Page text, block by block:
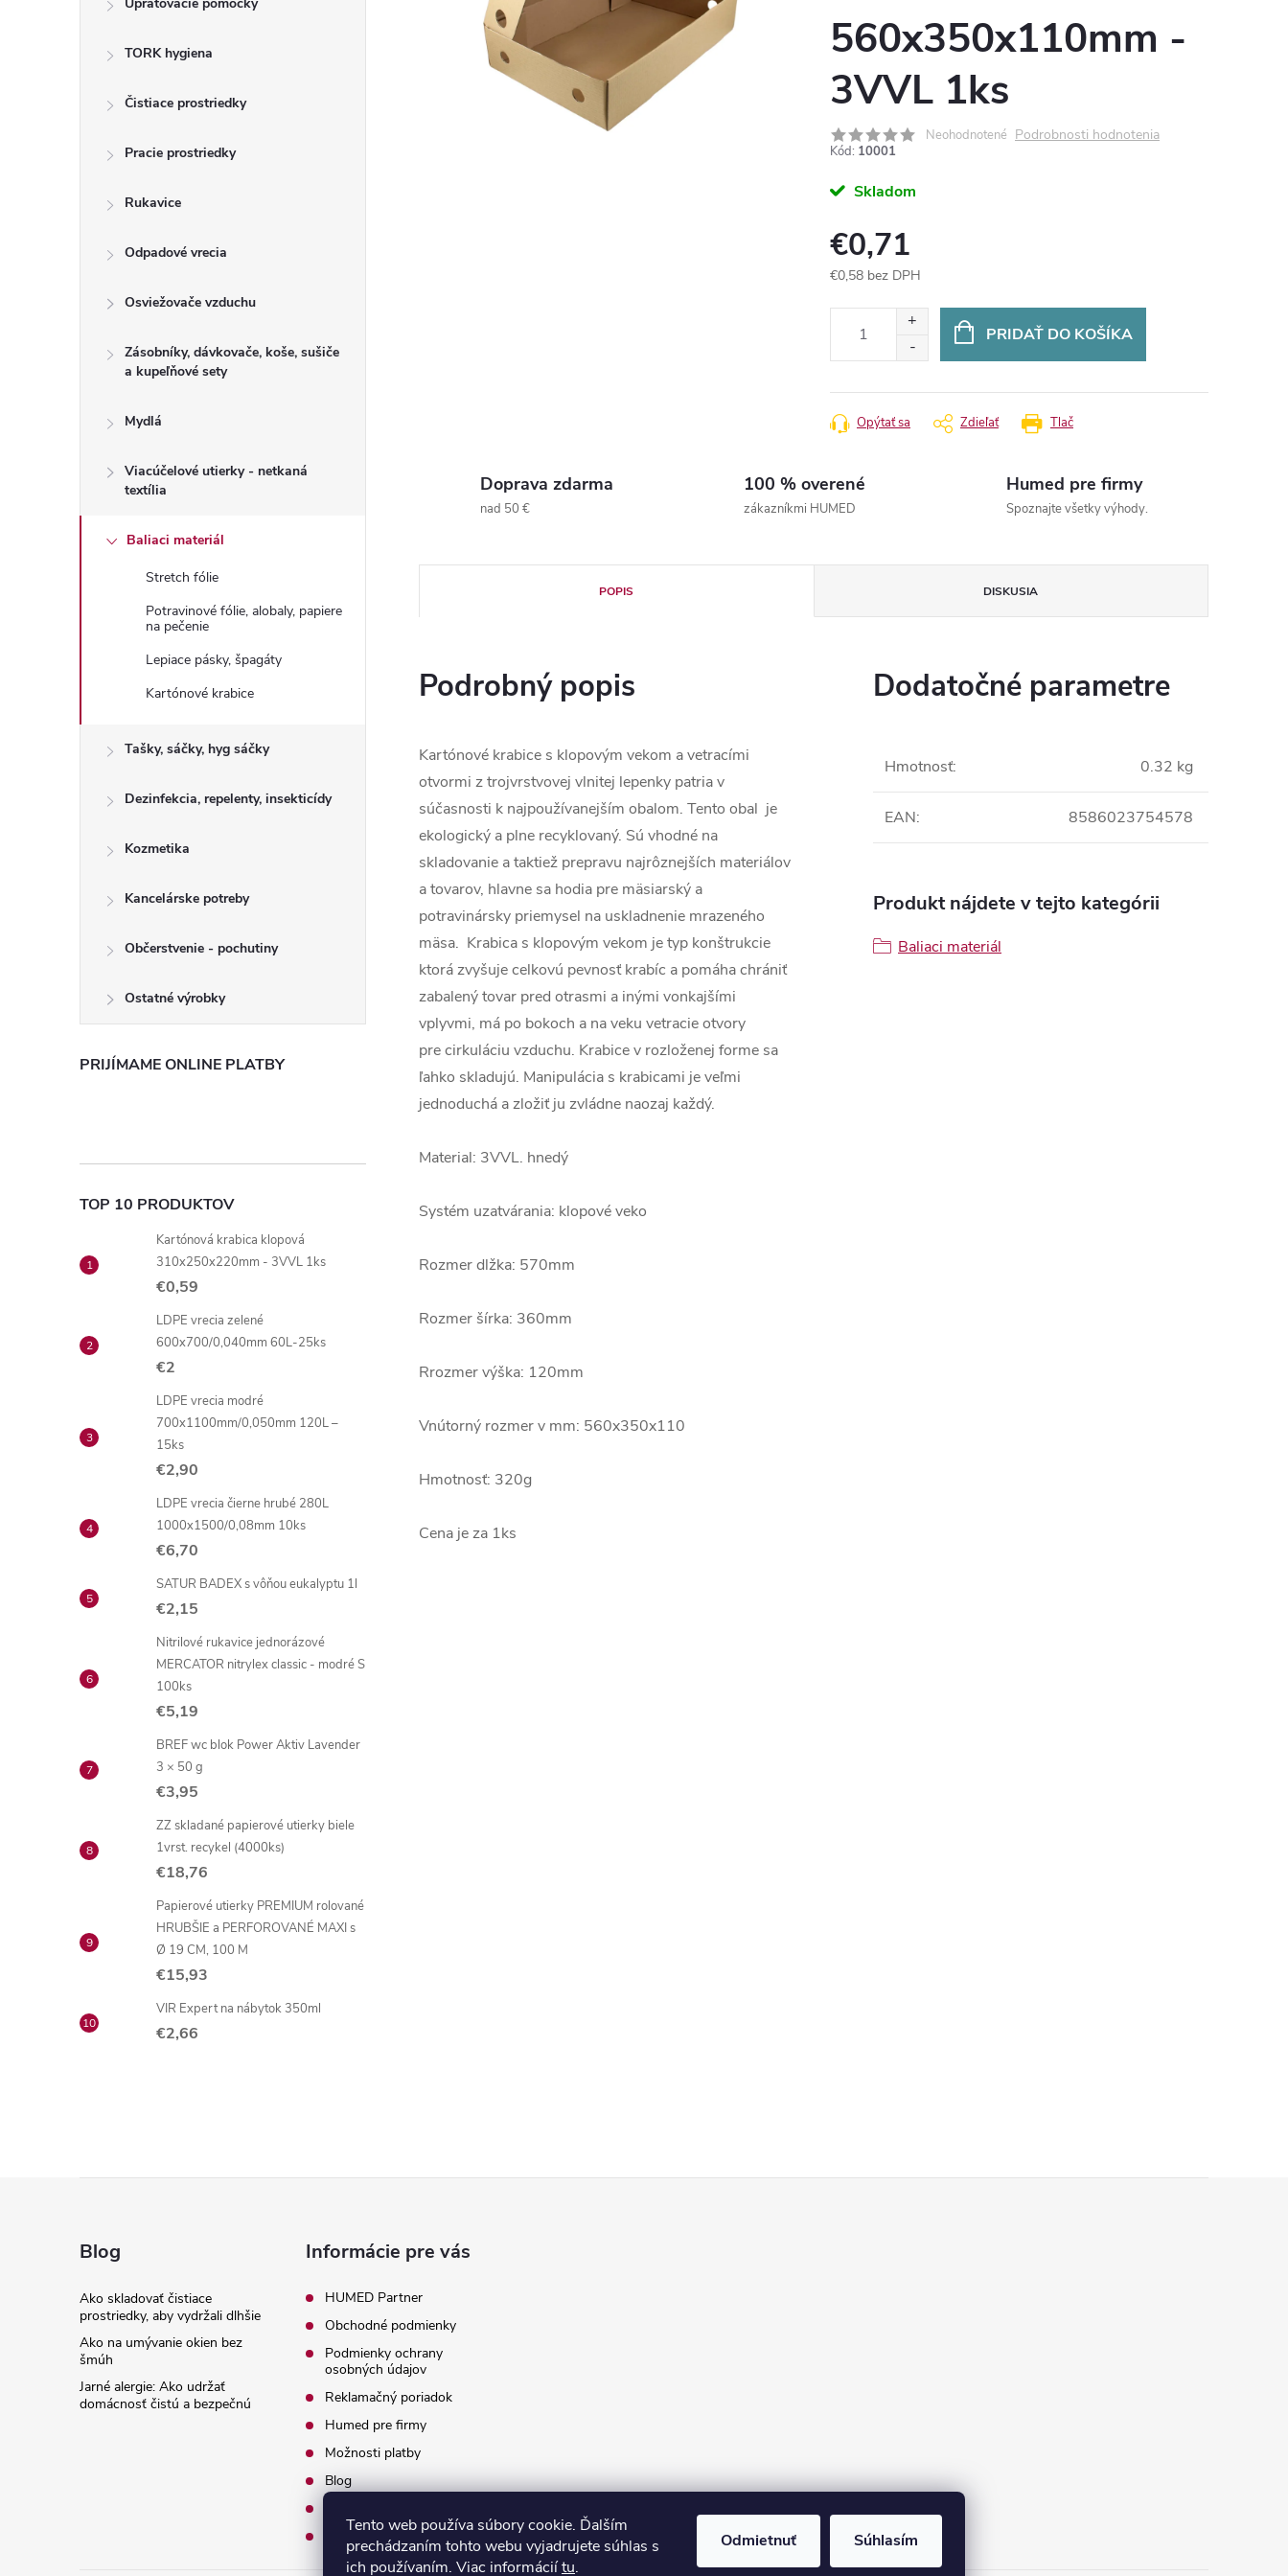
Tento web používa súbory cookie. Ďalším
prechádzaním tohto webu vyjadrujete súhlas s
ich používaním. Viac informáciítu.
Odmietnuť Súhlasím
TORK hygiena
Čistiace prostriedky
Pracie prostriedky
Rukavice
Odpadové vrecia
Osviežovače vzduchu
Zásobníky, dávkovače, koše, sušiče
a kupeľňové sety
Mydlá
Viacúčelové utierky - netkaná
textília
Baliaci materiál
Stretch fólie
Potravinové fólie, alobaly, papiere
na pečenie
Lepiace pásky, špagáty
Kartónové krabice
Tašky, sáčky, hyg sáčky
Dezinfekcia, repelenty, insekticídy
Kozmetika
Kancelárske potreby
Občerstvenie - pochutiny
Ostatné výrobky
PRIJÍMAME ONLINE PLATBY
TOP 10 PRODUKTOV
Kartónová krabica klopová
310x250x220mm - 3VVL 1ks
€0,59
LDPE vrecia zelené
600x700/0,040mm 60L-25ks
€2
LDPE vrecia modré
700x1100mm/0,050mm 120L –
15ks
€2,90
LDPE vrecia čierne hrubé 280L
1000x1500/0,08mm 10ks
€6,70
SATUR BADEX s vôňou eukalyptu 1l
€2,15
Nitrilové rukavice jednorázové
MERCATOR nitrylex classic - modré S
100ks
€5,19
BREF wc blok Power Aktiv Lavender
3 × 50 g
€3,95
ZZ skladané papierové utierky biele
1vrst. recykel (4000ks)
€18,76
Papierové utierky PREMIUM rolované
HRUBŠIE a PERFOROVANÉ MAXI s
Ø 19 CM, 100 M
€15,93
VIR Expert na nábytok 350ml
€2,66
560x350x110mm -
3VVL 1ks
Neohodnotené Podrobnosti hodnotenia
Kód: 10001
Skladom
€0,71
€0,58 bez DPH
PRIDAŤ DO KOŠÍKA
Tlač
Opýtať sa Zdieľať
Doprava zdarma
nad 50 €
100 % overené
zákazníkmi HUMED
Humed pre firmy
Spoznajte všetky výhody.
POPIS DISKUSIA
Podrobný popis
Kartónové krabice s klopovým vekom a vetracími
otvormi z trojvrstvovej vlnitej lepenky patria v
súčasnosti k najpoužívanejším obalom. Tento obal je
ekologický a plne recyklovaný. Sú vhodné na
skladovanie a taktiež prepravu najrôznejších materiálov
a tovarov, hlavne sa hodia pre mäsiarský a
potravinársky priemysel na uskladnenie mrazeného
mäsa. Krabica s klopovým vekom je typ konštrukcie
ktorá zvyšuje celkovú pevnosť krabíc a pomáha chrániť
zabalený tovar pred otrasmi a inými vonkajšími
vplyvmi, má po bokoch a na veku vetracie otvory
pre cirkuláciu vzduchu. Krabice v rozloženej forme sa
ľahko skladujú. Manipulácia s krabicami je veľmi
jednoduchá a zložiť ju zvládne naozaj každý.
Material: 3VVL. hnedý
Systém uzatvárania: klopové veko
Rozmer dlžka: 570mm
Rozmer šírka: 360mm
Rrozmer výška: 120mm
Vnútorný rozmer v mm: 560x350x110
Hmotnosť: 320g
Cena je za 1ks
Dodatočné parametre
Hmotnosť: 0.32 kg
EAN: 8586023754578
Produkt nájdete v tejto kategórii
Baliaci materiál
Blog
Ako skladovať čistiace
prostriedky, aby vydržali dlhšie
Ako na umývanie okien bez
šmúh
Jarné alergie: Ako udržať
domácnosť čistú a bezpečnú
Informácie pre vás
HUMED Partner
Obchodné podmienky
Podmienky ochrany
osobných údajov
Reklamačný poriadok
Humed pre firmy
Možnosti platby
Blog
Kontakty